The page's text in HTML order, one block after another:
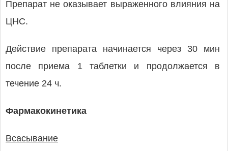
Препарат не оказывает выраженного влияния на
ЦНС.
Действие препарата начинается через 30 мин
после приема 1 таблетки и продолжается в
течение 24 ч.
Фармакокинетика
Всасывание